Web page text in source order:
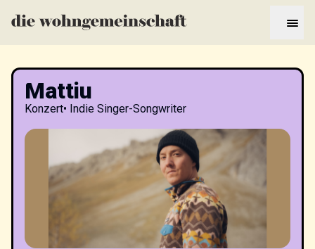
Mattiu
Konzert• Indie Singer-Songwriter